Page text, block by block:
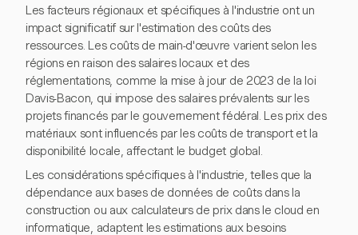
Les facteurs régionaux et spécifiques à l'industrie ont un
impact significatif sur l'estimation des coûts des
ressources. Les coûts de main-d'œuvre varient selon les
régions en raison des salaires locaux et des
réglementations, comme la mise à jour de 2023 de la loi
Davis-Bacon, qui impose des salaires prévalents sur les
projets financés par le gouvernement fédéral. Les prix des
matériaux sont influencés par les coûts de transport et la
disponibilité locale, affectant le budget global.
Les considérations spécifiques à l'industrie, telles que la
dépendance aux bases de données de coûts dans la
construction ou aux calculateurs de prix dans le cloud en
informatique, adaptent les estimations aux besoins